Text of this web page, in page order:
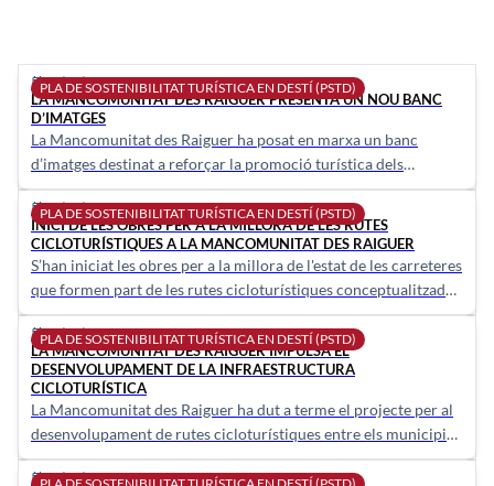
PLA DE SOSTENIBILITAT TURÍSTICA EN DESTÍ (PSTD)
calendar_today21/04/2026
LA MANCOMUNITAT DES RAIGUER PRESENTA UN NOU BANC
D’IMATGES
La Mancomunitat des Raiguer ha posat en marxa un banc
d’imatges destinat a reforçar la promoció turística dels
municipis de Búger, Campanet, Mancor de la Vall i Selva, en el
marc del Pla de Sostenibilitat Turística en Destí (PSTD) “Cycling
Raiguer”.
PLA DE SOSTENIBILITAT TURÍSTICA EN DESTÍ (PSTD)
calendar_today20/03/2026
INICI DE LES OBRES PER A LA MILLORA DE LES RUTES
CICLOTURÍSTIQUES A LA MANCOMUNITAT DES RAIGUER
S’han iniciat les obres per a la millora de l'estat de les carreteres
que formen part de les rutes cicloturístiques conceptualitzades
pels municipis de Búger, Campanet, Mancor de la Vall i Selva,
incloent els seus nuclis de Caimari, Moscari, Biniamar i
Binibona.
PLA DE SOSTENIBILITAT TURÍSTICA EN DESTÍ (PSTD)
calendar_today19/03/2026
LA MANCOMUNITAT DES RAIGUER IMPULSA EL
DESENVOLUPAMENT DE LA INFRAESTRUCTURA
CICLOTURÍSTICA
La Mancomunitat des Raiguer ha dut a terme el projecte per al
desenvolupament de rutes cicloturístiques entre els municipis
de Búger, Campanet, Mancor de la Vall i Selva, incloent els seus
nuclis de Caimari, Moscari, Biniamar i Binibona.
calendar_today19/03/2026